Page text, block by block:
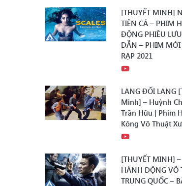
[THUYẾT MINH]
TIÊN CÁ – PHIM
ĐỘNG PHIÊU
DẪN – PHIM MỚI
RẠP 2021
LANG ĐỐI LANG
Minh] – Huỳnh
Trần Hữu | Phim
Kông Võ Thuật
[THUYẾT MINH]
HÀNH ĐỘNG VÕ
TRUNG QUỐC –